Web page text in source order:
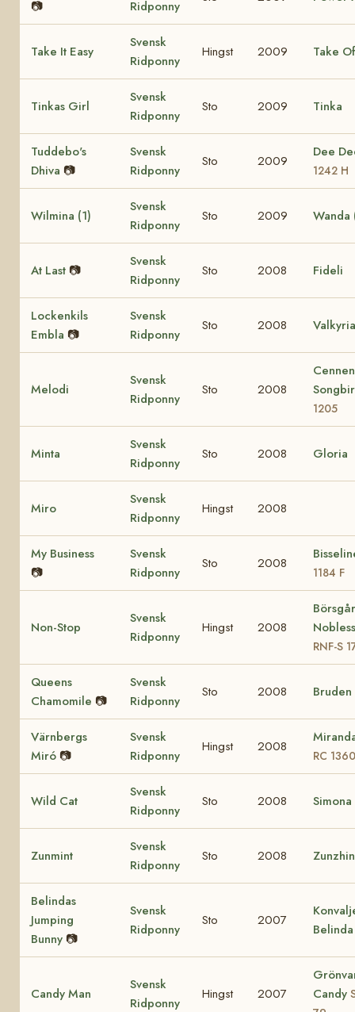
📷
Ridponny
Take It Easy
Svensk
Ridponny
Hingst 2009 Take
Tinkas Girl
Svensk
Ridponny
Sto 2009 Tinka
Tuddebo's
Dhiva 📷
Svensk
Ridponny
Sto 2009
Dee
1242 H
Wilmina (1)
Svensk
Ridponny
Sto 2009 Wanda
At Last 📷
Svensk
Ridponny
Sto 2008 Fideli
Lockenkils
Embla 📷
Svensk
Ridponny
Sto 2008 Valkyria
Melodi
Svensk
Ridponny
Sto 2008
Cennen
1205
Minta
Svensk
Ridponny
Sto 2008 Gloria
Miro
Svensk
Ridponny
Hingst 2008
My Business
📷
Svensk
Ridponny
Sto 2008
1184 F
Non-Stop
Svensk
Ridponny
Hingst 2008
RNF-S
Queens
Chamomile 📷
Svensk
Ridponny
Sto 2008 Bruden
Värnbergs
Miró 📷
Svensk
Ridponny
Hingst 2008
RC 1360
Wild Cat
Svensk
Ridponny
Sto 2008 Simona
Zunmint
Svensk
Ridponny
Sto 2008
Belindas
Jumping
Bunny 📷
Svensk
Ridponny
Sto 2007
Belinda
Candy Man
Svensk
Ridponny
Hingst 2007
Candy